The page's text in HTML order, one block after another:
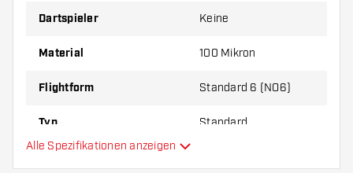
Material oder eine andere Dicke der Flights aus,
um herauszufinden, welche Variante am besten
Dartspieler Keine
Material 100 Mikron
Flightform Standard 6 (NO6)
Typ Standard
Alle Spezifikationen anzeigen